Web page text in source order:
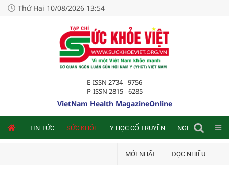
Thứ Hai 10/08/2026 13:54
E-ISSN 2734 - 9756
P-ISSN 2815 - 6285
VietNam Health MagazineOnline
TIN TỨC SỨC KHỎE Y HỌC CỔ TRUYỀN NGHIÊN CỨU
MỚI NHẤT ĐỌC NHIỀU